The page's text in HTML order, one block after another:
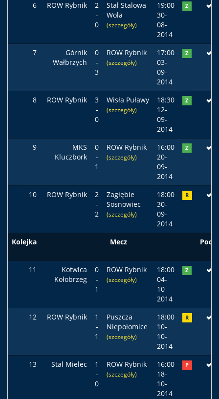
6 ROW Rybnik
2
-
0
Stal Stalowa
Wola
(szczegóły)
19:00
30-
08-
2014
Z
7
Górnik
Wałbrzych
0
-
3
ROW Rybnik
(szczegóły)
17:00
03-
09-
2014
Z
8 ROW Rybnik
3
-
0
Wisła Puławy
(szczegóły)
18:30
12-
09-
2014
Z
9
MKS
Kluczbork
0
-
1
ROW Rybnik
(szczegóły)
16:00
20-
09-
2014
Z
10 ROW Rybnik
2
-
2
Zagłębie
Sosnowiec
(szczegóły)
18:00
30-
09-
2014
R
Kolejka Mecz Podst
11
Kotwica
Kołobrzeg
0
-
1
ROW Rybnik
(szczegóły)
18:00
04-
10-
2014
Z
12 ROW Rybnik
1
-
1
Puszcza
Niepołomice
(szczegóły)
18:00
10-
10-
2014
R
13 Stal Mielec
1
-
0
ROW Rybnik
(szczegóły)
16:00
18-
10-
2014
P